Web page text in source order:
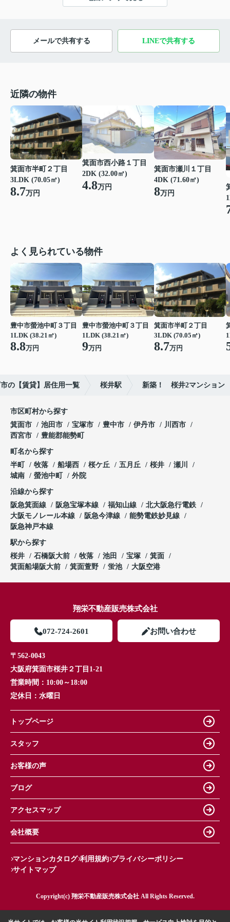
メールで共有する LINEで共有する
近隣の物件
箕面市半町２丁目
3LDK (70.05㎡)
8.7万円
箕面市西小路１丁目
2DK (32.00㎡)
4.8万円
箕面市瀬川１丁目
4DK (71.60㎡)
8万円
よく見られている物件
豊中市螢池中町３丁目
1LDK (38.21㎡)
8.8万円
豊中市螢池中町３丁目
1LDK (38.21㎡)
9万円
箕面市半町２丁目
3LDK (70.05㎡)
8.7万円
の【賃貸】居住用一覧 桜井駅 新築！ 桜井2マンション
市区町村から探す
箕面市
池田市 宝塚市 豊中市 伊丹市
川西市
西宮市
豊能郡能勢町
町名から探す
半町
牧落 船場西 桜ケ丘 五月丘 桜井
瀬川
城南
螢池中町 外院
沿線から探す
阪急箕面線
阪急宝塚本線 福知山線
北大阪急行電鉄
大阪モノレール本線
阪急今津線
能勢電鉄妙見線
阪急神戸本線
駅から探す
桜井
石橋阪大前 牧落 池田 宝塚
箕面
箕面船場阪大前
箕面萱野 蛍池 大阪空港
翔栄不動産販売株式会社
072-724-2601 お問い合わせ
〒562-0043
大阪府箕面市桜井２丁目1-21
営業時間： 10:00～18:00
定休日： 水曜日
トップページ
スタッフ
お客様の声
ブログ
アクセスマップ
会社概要
マンションカタログ 利用規約 プライバシーポリシー
サイトマップ
Copyright(c) 翔栄不動産販売株式会社 All Rights Reserved.